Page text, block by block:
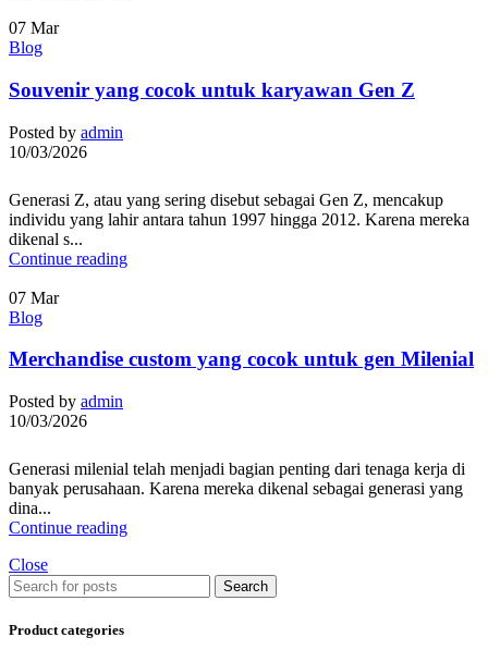
07 Mar
Blog
Souvenir yang cocok untuk karyawan Gen Z
Posted by admin
10/03/2026
Generasi Z, atau yang sering disebut sebagai Gen Z, mencakup
individu yang lahir antara tahun 1997 hingga 2012. Karena mereka
dikenal s...
Continue reading
07 Mar
Blog
Merchandise custom yang cocok untuk gen Milenial
Posted by admin
10/03/2026
Generasi milenial telah menjadi bagian penting dari tenaga kerja di
banyak perusahaan. Karena mereka dikenal sebagai generasi yang
dina...
Continue reading
Close
Search
Product categories